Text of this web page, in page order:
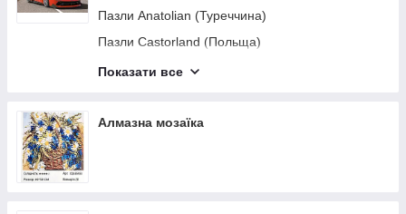
Все для Нового року
Пазли Anatolian (Туреччина)
Пазли Castorland (Польща)
Пазли CherryPazzi
Показати все
Алмазна мозаїка